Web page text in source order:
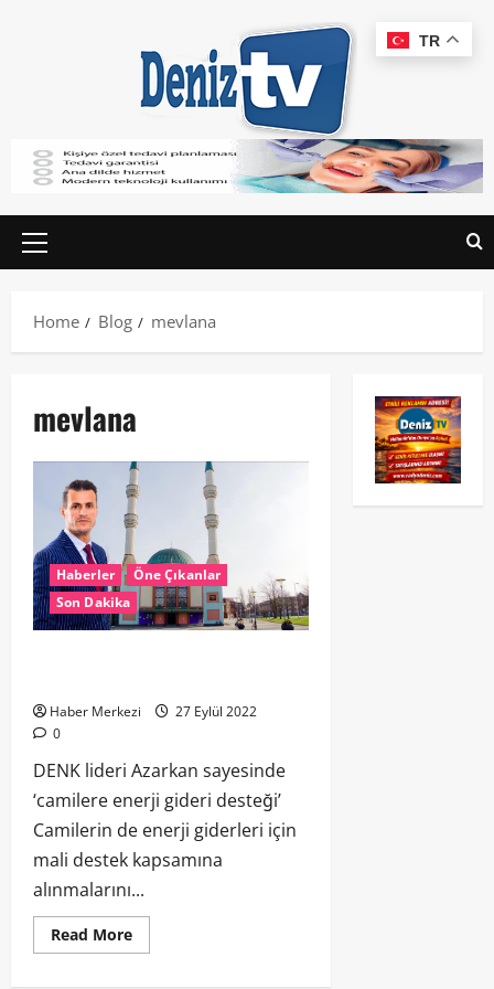
Home Blog mevlana
mevlana
Haberler
Öne Çıkanlar
Son Dakika
Haber Merkezi
27 Eylül 2022
0
DENK lideri Azarkan sayesinde
‘camilere enerji gideri desteği’
Camilerin de enerji giderleri için
mali destek kapsamına
alınmalarını...
Read More
TR